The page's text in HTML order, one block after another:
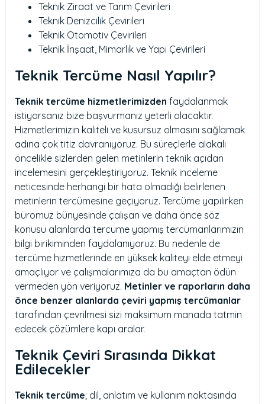
Teknik Ziraat ve Tarım Çevirileri
Teknik Denizcilik Çevirileri
Teknik Otomotiv Çevirileri
Teknik İnşaat, Mimarlık ve Yapı Çevirileri
Teknik Tercüme Nasıl Yapılır?
Teknik tercüme hizmetlerimizden faydalanmak
istiyorsanız bize başvurmanız yeterli olacaktır.
Hizmetlerimizin kaliteli ve kusursuz olmasını sağlamak
adına çok titiz davranıyoruz. Bu süreçlerle alakalı
öncelikle sizlerden gelen metinlerin teknik açıdan
incelemesini gerçekleştiriyoruz. Teknik inceleme
neticesinde herhangi bir hata olmadığı belirlenen
metinlerin tercümesine geçiyoruz. Tercüme yapılırken
büromuz bünyesinde çalışan ve daha önce söz
konusu alanlarda tercüme yapmış tercümanlarımızın
bilgi birikiminden faydalanıyoruz. Bu nedenle de
tercüme hizmetlerinde en yüksek kaliteyi elde etmeyi
amaçlıyor ve çalışmalarımıza da bu amaçtan ödün
vermeden yön veriyoruz. Metinler ve raporların daha
önce benzer alanlarda çeviri yapmış tercümanlar
tarafından çevrilmesi sizi maksimum manada tatmin
edecek çözümlere kapı aralar.
Teknik Çeviri Sırasında Dikkat
Edilecekler
Teknik tercüme; dil, anlatım ve kullanım noktasında